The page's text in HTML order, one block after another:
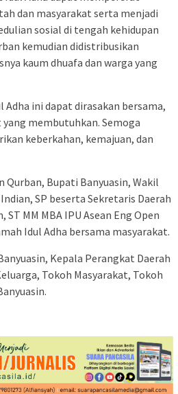
dan masyarakat serta menjadi
sosial di tengah kehidupan
kemudian didistribusikan
kaum dhuafa dan warga yang
ini dapat dirasakan bersama,
membutuhkan. Semoga
keberkahan, kemajuan, dan
Qurban, Bupati Banyuasin, Wakil
SP beserta Sekretaris Daerah
MM MBA IPU Asean Eng Open
Idul Adha bersama masyarakat.
Kepala Perangkat Daerah
Tokoh Masyarakat, Tokoh